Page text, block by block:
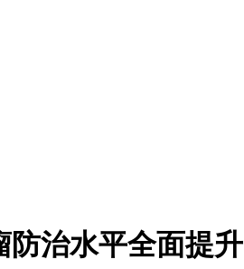
防治水平全面提升